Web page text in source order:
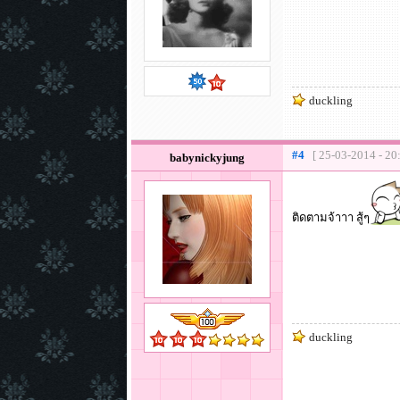
duckling
babynickyjung #4 [ 25-03-2014 -
ติดตามจ้าาา สู้ๆ
duckling